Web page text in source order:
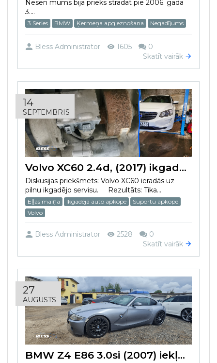
Nesen mums bija prieks strādāt pie 2006. gada
3....
3 Series BMW Ķermeņa apgleznošana Negadījums
Bless Administrator 1605
0
Skatīt vairāk
14
SEPTEMBRIS
Volvo XC60 2.4d, (2017) ikgadējā plānveida auto apkope
Diskusijas priekšmets: Volvo XC60 ieradās uz
pilnu ikgadējo servisu. Rezultāts: Tika...
Eļļas maiņa Ikgadējā auto apkope
Suportu apkope
Volvo
Bless Administrator 2528
0
Skatīt vairāk
27
AUGUSTS
BMW Z4 E86 3.0si (2007) iekļuva avārijā un sabojāja bamperi